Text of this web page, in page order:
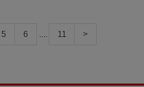
5 6 .... 11 >